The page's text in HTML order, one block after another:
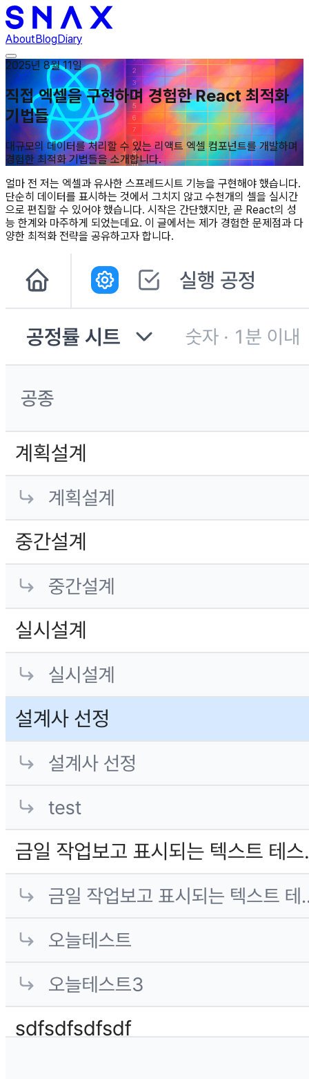
AboutBlogDiary
2025년 8월 11일
직접 엑셀을 구현하며 경험한 React 최적화
기법들
대규모의 데이터를 처리할 수 있는 리액트 엑셀 컴포넌트를 개발하며
경험한 최적화 기법들을 소개합니다.
얼마 전 저는 엑셀과 유사한 스프레드시트 기능을 구현해야 했습니다.
단순히 데이터를 표시하는 것에서 그치지 않고 수천개의 셀을 실시간
으로 편집할 수 있어야 했습니다. 시작은 간단했지만, 곧 React의 성
능 한계와 마주하게 되었는데요. 이 글에서는 제가 경험한 문제점과 다
양한 최적화 전략을 공유하고자 합니다.